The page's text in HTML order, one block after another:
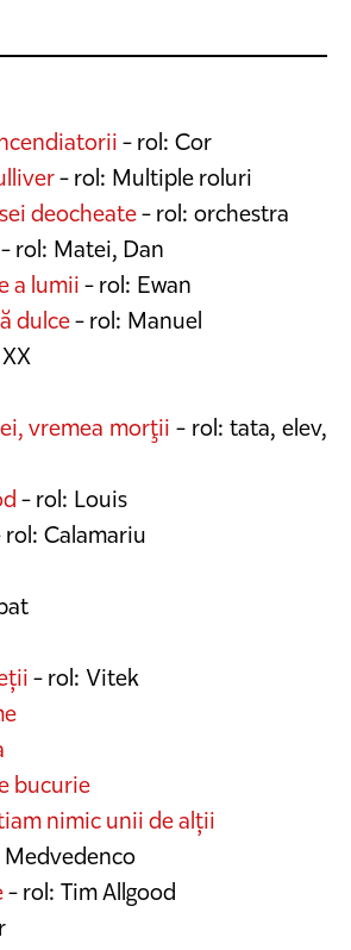
- rol: Cor
- rol: Multiple roluri
deocheate- rol: orchestra
- rol: Matei, Dan
a lumii- rol: Ewan
dulce- rol: Manuel
vremea morţii - rol: tata, elev,
- rol: Louis
rol: Calamariu
- rol: Vitek
bucurie
nimic unii de alții
- rol: Tim Allgood